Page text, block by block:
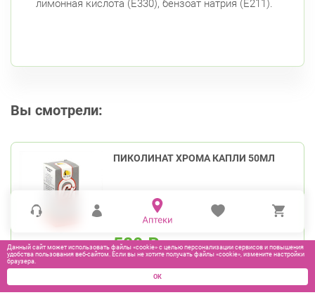
лимонная кислота (Е330), бензоат натрия (Е211).
Вы смотрели:
ПИКОЛИНАТ ХРОМА КАПЛИ 50МЛ
580₽
Данный сайт может использовать файлы «cookie» с целью персонализации сервисов и повышения
удобства пользования веб-сайтом. Если вы не хотите получать файлы «cookie», измените настройки
браузера.
ОК